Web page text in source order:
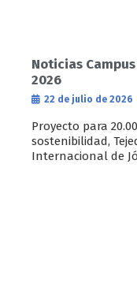
Noticias
2026
22 de julio de 2026
Proyecto para
sostenibilidad,
Internacional de